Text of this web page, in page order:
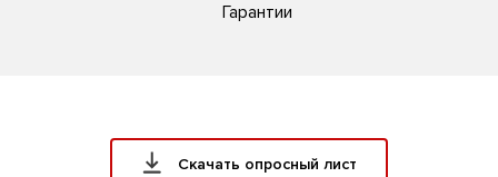
Гарантии
Скачать опросный лист